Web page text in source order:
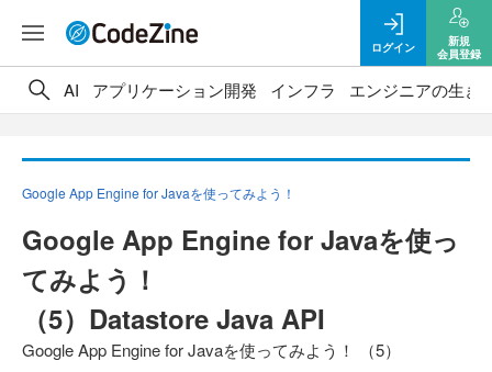
ログイン
新規
会員登録
AI アプリケーション開発 インフラ エンジニアの生き
Google App Engine for Javaを使ってみよう！
Google App Engine for Javaを使っ
てみよう！
（5）Datastore Java API
Google App Engine for Javaを使ってみよう！ （5）